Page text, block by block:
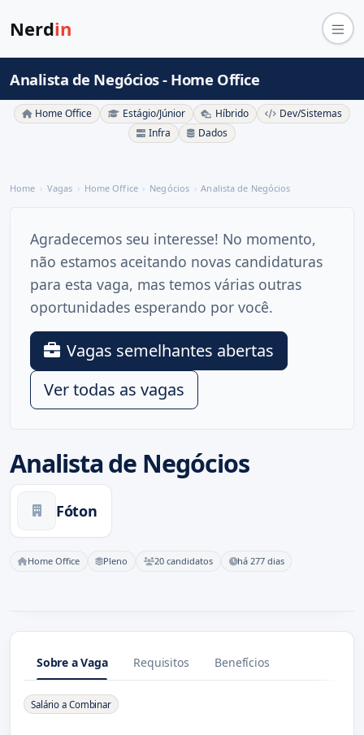
Nerdin
Analista de Negócios - Home Office
Home Office Estágio/Júnior Híbrido
Dev/Sistemas
Infra
Dados
Home Vagas Home Office Negócios Analista de Negócios
Analista de Negócios
Fóton
Home Office Pleno 20 candidatos há 277 dias
Agradecemos seu interesse! No momento,
não estamos aceitando novas candidaturas
para esta vaga, mas temos várias outras
oportunidades esperando por você.
Vagas semelhantes abertas
Ver todas as vagas
Sobre a Vaga Requisitos Benefícios
Sobre a Vaga
Salário a Combinar